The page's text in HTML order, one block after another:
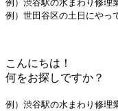
例）渋谷駅の水まわり修理
例）世田谷区の土日にやっ
こんにちは！
何をお探しですか？
例）渋谷駅の水まわり修理